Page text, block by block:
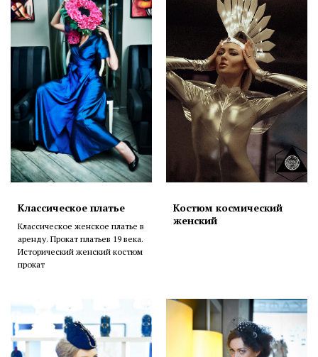
Классическое платье
Классическое женское платье в
аренду. Прокат платьев 19 века.
Исторический женский костюм
прокат
Костюм космический
женский